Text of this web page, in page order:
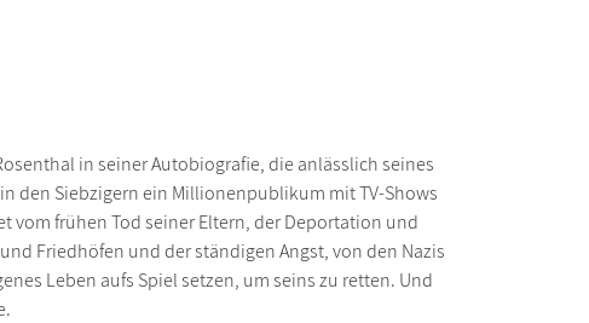
in seiner Autobiografie, die anlässlich seines
den Siebzigern ein Millionenpublikum mit TV-Shows
vom frühen Tod seiner Eltern, der Deportation und
Friedhöfen und der ständigen Angst, von den Nazis
Leben aufs Spiel setzen, um seins zu retten. Und